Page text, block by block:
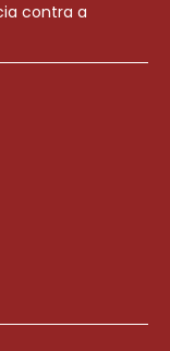
contra a